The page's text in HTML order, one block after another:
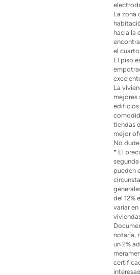
La zona
hacia la
el
El piso
La
mejores
edificios
tiendas
mejor
No
* El
pueden
del 12%
variar
notaría,
un 2%